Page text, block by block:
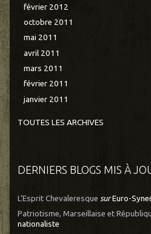
février 2012
octobre 2011
mai 2011
avril 2011
mars 2011
février 2011
janvier 2011
TOUTES LES ARCHIVES
DERNIERS BLOGS MIS À
L’Esprit Chevaleresque surEuro-
Patriotisme, Marseillaise et
nationaliste